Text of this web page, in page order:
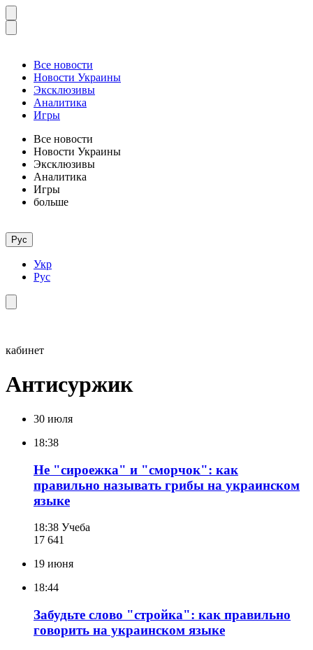
Все новости
Новости Украины
Эксклюзивы
Аналитика
Игры
Все новости
Новости Украины
Эксклюзивы
Аналитика
Игры
больше
Рус
Укр
Рус
кабинет
Антисуржик
30 июля
18:38
Не "сироежка" и "сморчок": как
правильно называть грибы на украинском
языке
18:38 Учеба
17 641
19 июня
18:44
Забудьте слово "стройка": как правильно
говорить на украинском языке